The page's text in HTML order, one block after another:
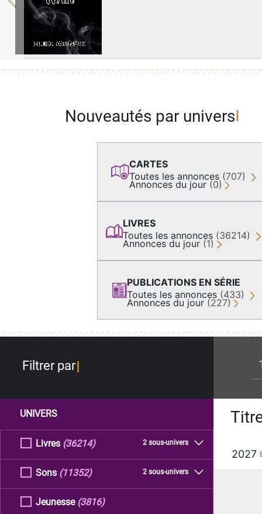
Previous
Nouveautés par univers
CARTES
Toutes les annonces (707)
Annonces du jour (0)
LIVRES
Toutes les annonces (36214)
Annonces du jour (1)
PUBLICATIONS EN SÉRIE
Toutes les annonces (433)
Annonces du jour (227)
Filtrer par
UNIVERS
Livres 2 sous-univers
(36214)
Sons 2 sous-univers
(11352)
Jeunesse (3816)
2027